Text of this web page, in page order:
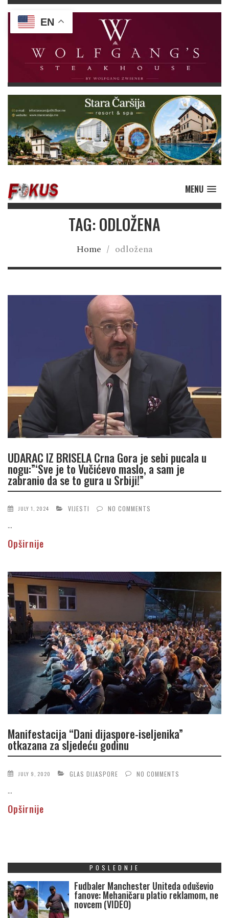
MENU
TAG: ODLOŽENA
Home / odložena
UDARAC IZ BRISELA Crna Gora je sebi pucala u
nogu:”‘Sve je to Vučićevo maslo, a sam je
zabranio da se to gura u Srbiji!”
JULY 1, 2024 VIJESTI NO COMMENTS
...
Opširnije
Manifestacija “Dani dijaspore-iseljenika”
otkazana za sljedeću godinu
JULY 9, 2020 GLAS DIJASPORE NO COMMENTS
...
Opširnije
POSLEDNJE
Fudbaler Manchester Uniteda oduševio
fanove: Mehaničaru platio reklamom, ne
novcem (VIDEO)
EN